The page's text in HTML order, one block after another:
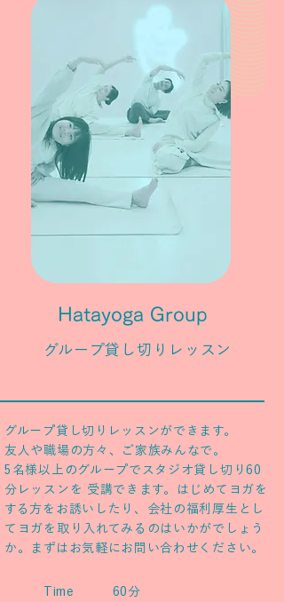
Hatayoga Group
グループ貸し切りレッスン
グループ貸し切りレッスンができます。
友人や職場の方々、ご家族みんなで。
5名様以上のグループでスタジオ貸し切り60
分レッスンを 受講できます。はじめてヨガを
する方をお誘いしたり、会社の福利厚生とし
てヨガを取り入れてみるのはいかがでしょう
か。まずはお気軽にお問い合わせください。
Time 60分